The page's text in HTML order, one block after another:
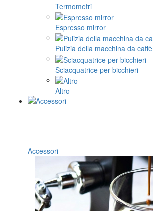
Termometri
Espresso mirror
Pulizia della macchina da caffè
Sciacquatrice per bicchieri
Altro
Accessori